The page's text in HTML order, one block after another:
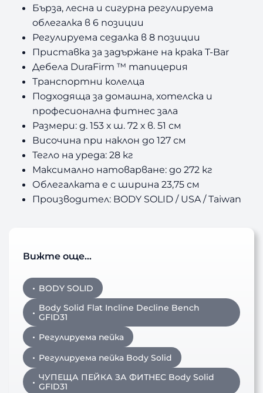
Бърза, лесна и сигурна регулируема
облегалка в 6 позиции
Регулируема седалка в 8 позиции
Приставка за задържане на крака T-Bar
Дебела DuraFirm ™ тапицерия
Транспортни колелца
Подходяща за домашна, хотелска и
професионална фитнес зала
Размери: д. 153 х ш. 72 х в. 51 см
Височина при наклон до 127 см
Тегло на уреда: 28 кг
Максимално натоварване: до 272 кг
Облегалката е с ширина 23,75 см
Производител: BODY SOLID / USA / Taiwan
Вижте още…
BODY SOLID
Body Solid Flat Incline Decline Bench
GFID31
Регулируема пейка
Регулируема пейка Body Solid
ЧУПЕЩА ПЕЙКА ЗА ФИТНЕС Body Solid
GFID31